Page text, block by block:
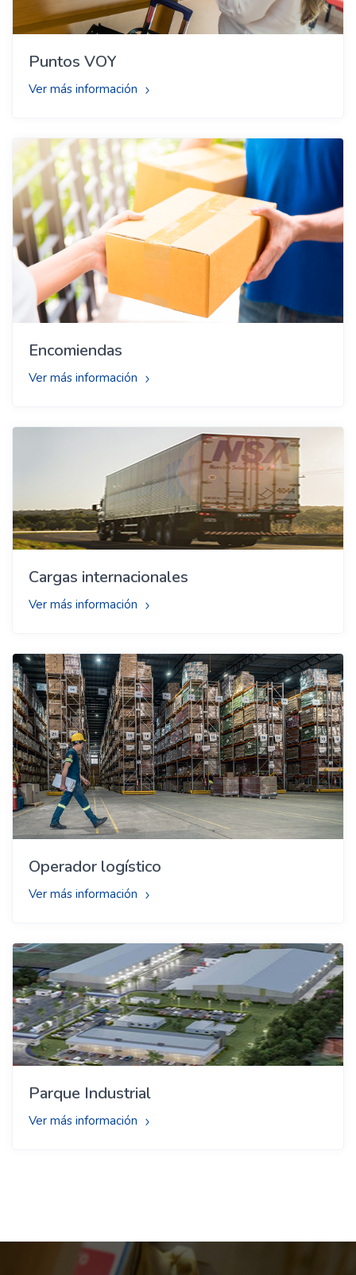
Puntos VOY
Ver más información
Encomiendas
Ver más información
Cargas internacionales
Ver más información
Operador logístico
Ver más información
Parque Industrial
Ver más información